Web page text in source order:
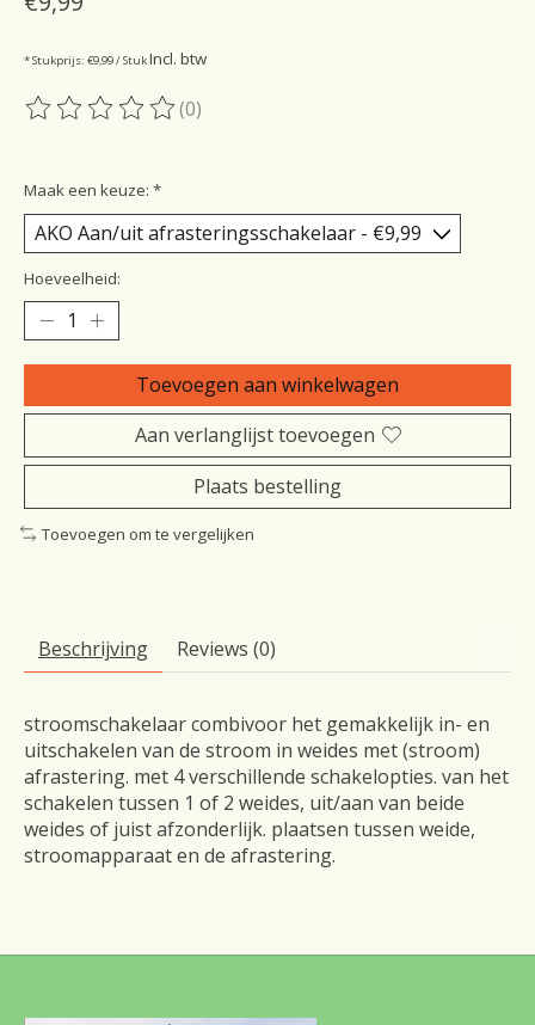
* Stukprijs: €9,99 / StukIncl. btw
De beoordeling van dit product is
(0)
Maak een keuze: *
Hoeveelheid:
Toevoegen aan winkelwagen
Aan verlanglijst toevoegen
Plaats bestelling
Toevoegen om te vergelijken
Beschrijving Reviews (0)
stroomschakelaar combivoor het gemakkelijk in- en
uitschakelen van de stroom in weides met (stroom)
afrastering. met 4 verschillende schakelopties. van het
schakelen tussen 1 of 2 weides, uit/aan van beide
weides of juist afzonderlijk. plaatsen tussen weide,
stroomapparaat en de afrastering.